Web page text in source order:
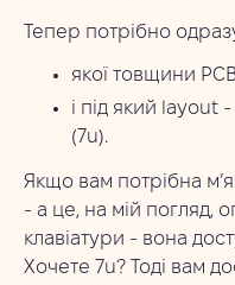
Тепер потрібно
якої товщини
і під який layout
(7u).
Якщо вам потрібна
- а це, на мій погляд,
клавіатури - вона
Хочете 7u? Тоді вам